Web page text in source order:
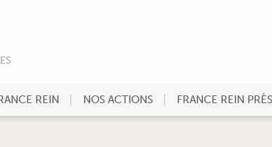
REIN NOS ACTIONS FRANCE REIN